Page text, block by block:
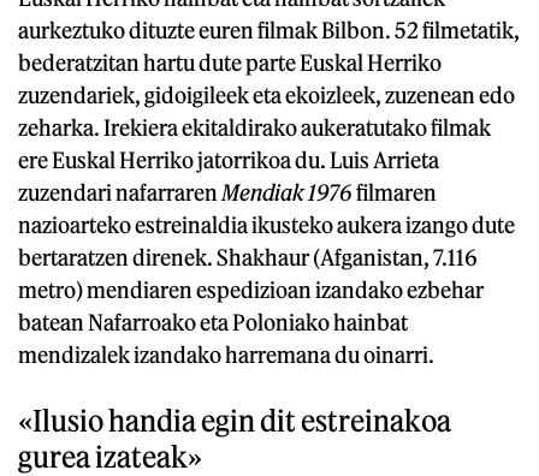
aurkeztuko dituzte euren filmak Bilbon. 52 filmetatik,
bederatzitan hartu dute parte Euskal Herriko
zuzendariek, gidoigileek eta ekoizleek, zuzenean edo
zeharka. Irekiera ekitaldirako aukeratutako filmak
ere Euskal Herriko jatorrikoa du. Luis Arrieta
zuzendari nafarraren Mendiak 1976filmaren
nazioarteko estreinaldia ikusteko aukera izango dute
bertaratzen direnek. Shakhaur (Afganistan, 7.116
metro) mendiaren espedizioan izandako ezbehar
batean Nafarroako eta Poloniako hainbat
mendizalek izandako harremana du oinarri.
«Ilusio handia egin dit estreinakoa
gurea izateak»